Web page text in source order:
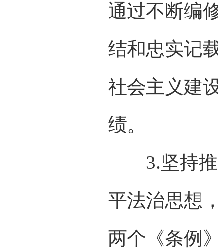
通过不断编
结和忠实记
社会主义建
绩。
3.坚持推
平法治思想
两个《条例